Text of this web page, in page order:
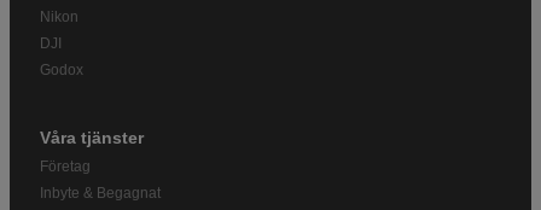
Nikon
DJI
Godox
Våra tjänster
Företag
Inbyte & Begagnat